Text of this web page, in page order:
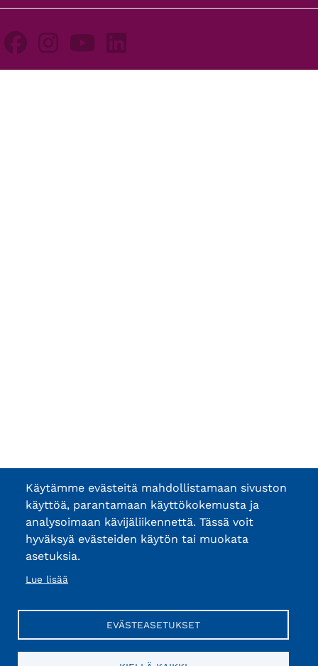
Käytämme evästeitä mahdollistamaan sivuston
käyttöä, parantamaan käyttökokemusta ja
analysoimaan kävijäliikennettä. Tässä voit
hyväksyä evästeiden käytön tai muokata
asetuksia.
Lue lisää
EVÄSTEASETUKSET